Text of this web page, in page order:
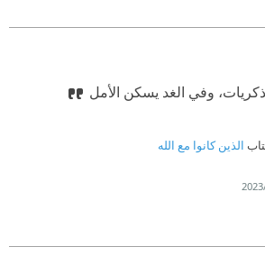
وفي الغد يسكن الأمل
الذين كانوا مع الله